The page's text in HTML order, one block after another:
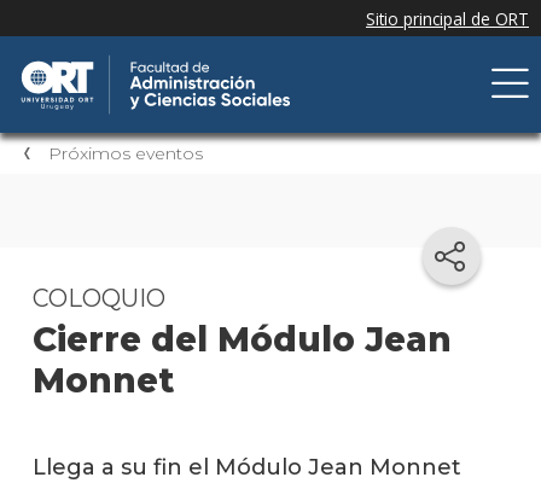
Próximos eventos
Cierre del Módulo Jean
Monnet
COLOQUIO
Llega a su fin el Módulo Jean Monnet